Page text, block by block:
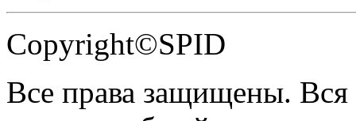
Copyright©SPID
Все права защищены.